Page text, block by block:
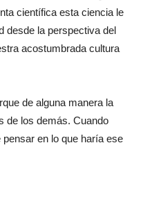
científica esta ciencia le
desde la perspectiva del
acostumbrada cultura
de alguna manera la
de los demás. Cuando
en lo que haría ese